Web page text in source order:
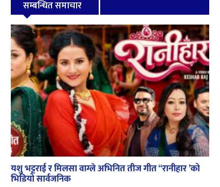
सम्बन्धित समाचार
यशु भट्टराई र मिलसा वाग्ले अभिनित तीज गीत ‘‘रानीहार ’को
भिडियो सार्वजनिक